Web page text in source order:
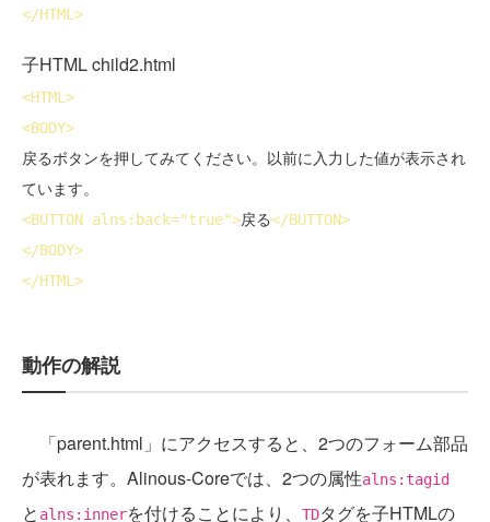
</HTML >
子HTML child2.html
<HTML >
<BODY>
戻るボタンを押してみてください。以前に入力した値が表示され
<BUTTON alns:back="true">戻る</BUTTON>
</BODY>
</HTML >
動作の解説
「parent.html」にアクセスすると、2つのフォーム部品
が表れます。Alinous-Coreでは、2つの属性alns:tagid
と alns:innerを付けることにより、 TDタグを子HTMLの